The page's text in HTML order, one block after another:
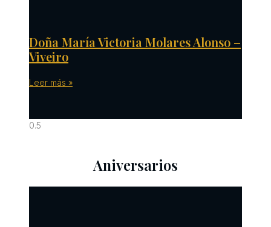
Doña María Victoria Molares Alonso –
Viveiro
Leer más »
Aniversarios